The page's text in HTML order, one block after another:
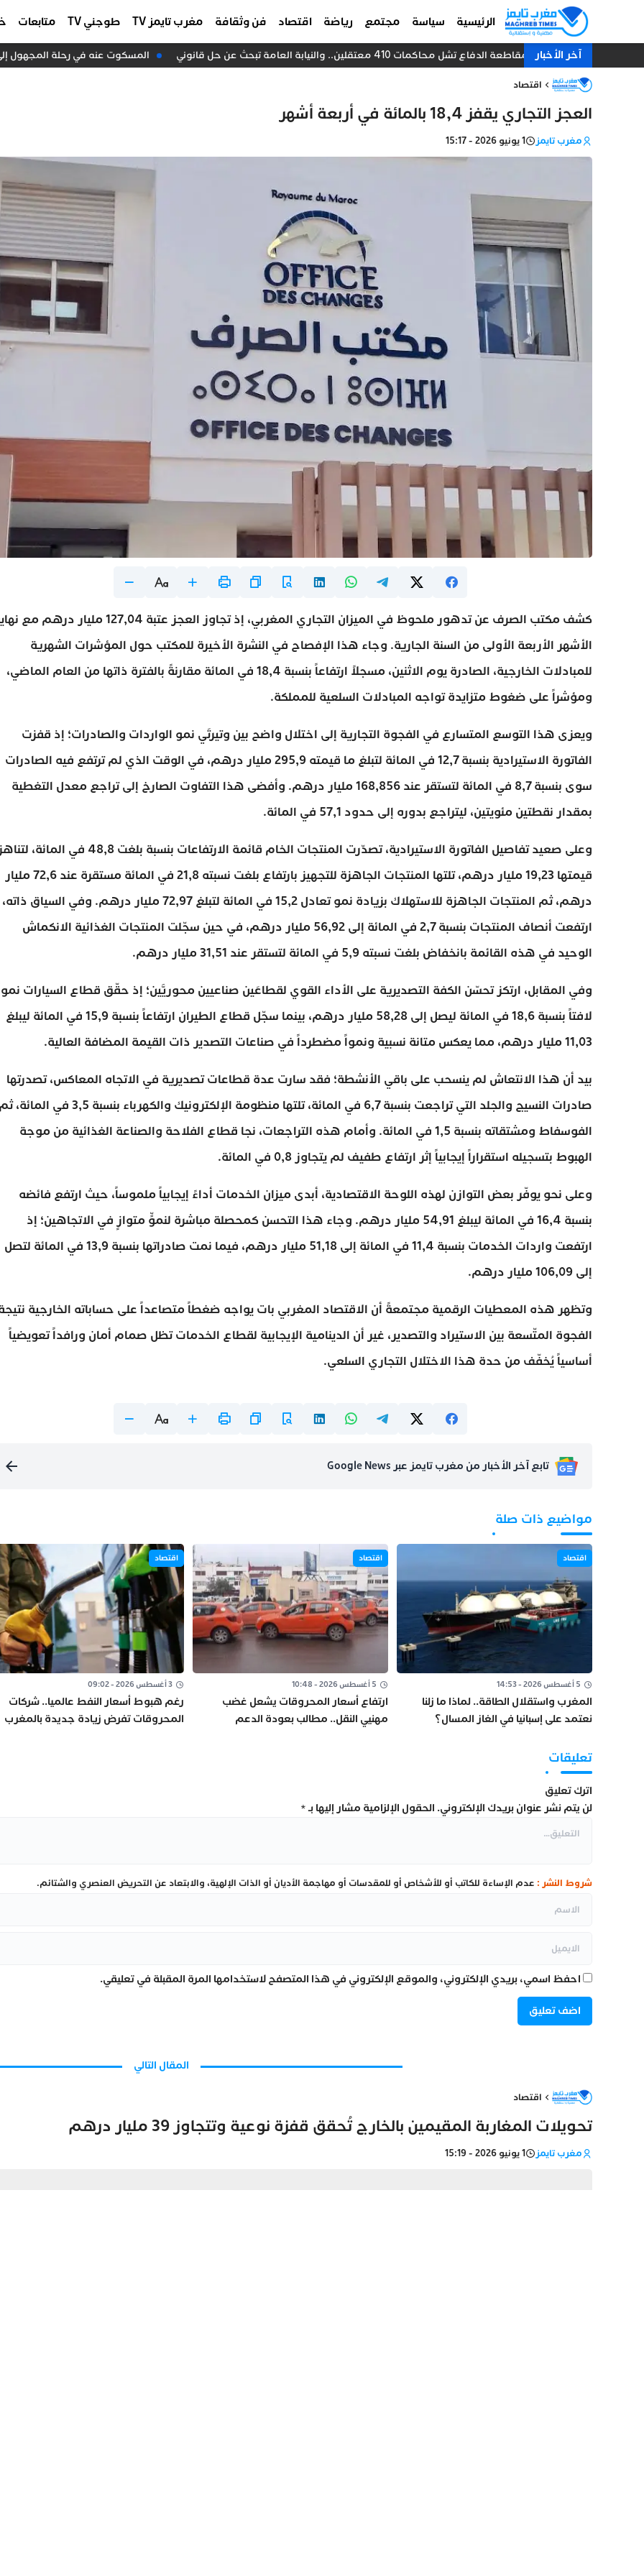
الرئيسية سياسة مجتمع رياضة اقتصاد فن وثقافة مغرب تايمز TV طوجني TV متابعات
آخر الأخبار مقاطعة الدفاع تشل محاكمات 410 معتقلين.. والنيابة العامة تبحث عن حل قانوني المسكوت عنه في رحلة المجهول إلى
اقتصاد
العجز التجاري يقفز 18,4 بالمائة في أربعة أشهر
مغرب تايمز 1 يونيو 2026 - 15:17
كشف مكتب الصرف عن تدهور ملحوظ في الميزان التجاري المغربي، إذ تجاوز العجز عتبة 127,04 مليار درهم
الأشهر الأربعة الأولى من السنة الجارية. وجاء هذا الإفصاح في النشرة الأخيرة للمكتب حول المؤشرات الشهرية
للمبادلات الخارجية، الصادرة يوم الاثنين، مسجلاً ارتفاعاً بنسبة 18,4 في المائة مقارنةً بالفترة ذاتها من العام الماضي،
ومؤشراً على ضغوط متزايدة تواجه المبادلات السلعية للمملكة.
ويعزى هذا التوسع المتسارع في الفجوة التجارية إلى اختلال واضح بين وتيرتَي نمو الواردات والصادرات؛ إذ قفزت
الفاتورة الاستيرادية بنسبة 12,7 في المائة لتبلغ ما قيمته 295,9 مليار درهم، في الوقت الذي لم ترتفع فيه الصادرات
سوى بنسبة 8,7 في المائة لتستقر عند 168,856 مليار درهم. وأفضى هذا التفاوت الصارخ إلى تراجع معدل التغطية
بمقدار نقطتين مئويتين، ليتراجع بدوره إلى حدود 57,1 في المائة.
وعلى صعيد تفاصيل الفاتورة الاستيرادية، تصدّرت المنتجات الخام قائمة الارتفاعات بنسبة بلغت 48,8 في المائة، لتناهز
قيمتها 19,23 مليار درهم، تلتها المنتجات الجاهزة للتجهيز بارتفاع بلغت نسبته 21,8 في المائة مستقرة عند 72,6 مليار
درهم، ثم المنتجات الجاهزة للاستهلاك بزيادة نمو تعادل 15,2 في المائة لتبلغ 72,97 مليار درهم. وفي السياق ذاته،
ارتفعت أنصاف المنتجات بنسبة 2,7 في المائة إلى 56,92 مليار درهم، في حين سجّلت المنتجات الغذائية الانكماش
الوحيد في هذه القائمة بانخفاض بلغت نسبته 5,9 في المائة لتستقر عند 31,51 مليار درهم.
وفي المقابل، ارتكز تحسّن الكفة التصديرية على الأداء القوي لقطاعَين صناعيين محوريَّين؛ إذ حقّق قطاع السيارات
لافتاً بنسبة 18,6 في المائة ليصل إلى 58,28 مليار درهم، بينما سجّل قطاع الطيران ارتفاعاً بنسبة 15,9 في المائة ليبلغ
11,03 مليار درهم، مما يعكس متانة نسبية ونمواً مضطرداً في صناعات التصدير ذات القيمة المضافة العالية.
بيد أن هذا الانتعاش لم ينسحب على باقي الأنشطة؛ فقد سارت عدة قطاعات تصديرية في الاتجاه المعاكس، تصدرتها
صادرات النسيج والجلد التي تراجعت بنسبة 6,7 في المائة، تلتها منظومة الإلكترونيك والكهرباء بنسبة 3,5 في المائة، ثم
الفوسفاط ومشتقاته بنسبة 1,5 في المائة. وأمام هذه التراجعات، نجا قطاع الفلاحة والصناعة الغذائية من موجة
الهبوط بتسجيله استقراراً إيجابياً إثر ارتفاع طفيف لم يتجاوز 0,8 في المائة.
وعلى نحو يوفّر بعض التوازن لهذه اللوحة الاقتصادية، أبدى ميزان الخدمات أداءً إيجابياً ملموساً، حيث ارتفع فائضه
بنسبة 16,4 في المائة ليبلغ 54,91 مليار درهم. وجاء هذا التحسن كمحصلة مباشرة لنموٍّ متوازٍ في الاتجاهين؛ إذ
ارتفعت واردات الخدمات بنسبة 11,4 في المائة إلى 51,18 مليار درهم، فيما نمت صادراتها بنسبة 13,9 في المائة لتصل
إلى 106,09 مليار درهم.
وتظهر هذه المعطيات الرقمية مجتمعةً أن الاقتصاد المغربي بات يواجه ضغطاً متصاعداً على حساباته الخارجية
الفجوة المتّسعة بين الاستيراد والتصدير، غير أن الدينامية الإيجابية لقطاع الخدمات تظل صمام أمان ورافداً تعويضياً
أساسياً يُخفّف من حدة هذا الاختلال التجاري السلعي.
تابع آخر الأخبار من مغرب تايمز عبر Google News
مواضيع ذات صلة
اقتصاد
5 أغسطس 2026 - 14:53
المغرب واستقلال الطاقة.. لماذا ما زلنا
نعتمد على إسبانيا في الغاز المسال؟
اقتصاد
5 أغسطس 2026 - 10:48
ارتفاع أسعار المحروقات يشعل غضب
مهنيي النقل.. مطالب بعودة الدعم
اقتصاد
3 أغسطس 2026 - 09:02
رغم هبوط أسعار النفط عالميا.. شركات
المحروقات تفرض زيادة جديدة بالمغرب
تعليقات
اترك تعليق
لن يتم نشر عنوان بريدك الإلكتروني. الحقول الإلزامية مشار إليها بـ*
شروط النشر : عدم الإساءة للكاتب أو للأشخاص أو للمقدسات أو مهاجمة الأديان أو الذات الإلهية، والابتعاد عن التحريض العنصري والشتائم.
احفظ اسمي، بريدي الإلكتروني، والموقع الإلكتروني في هذا المتصفح لاستخدامها المرة المقبلة في تعليقي.
المقال التالي
اقتصاد
تحويلات المغاربة المقيمين بالخارج تُحقق قفزة نوعية وتتجاوز 39 مليار درهم
مغرب تايمز 1 يونيو 2026 - 15:19